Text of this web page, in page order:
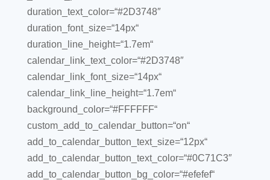
duration_text_color=“#2D3748″
duration_font_size=“14px“
duration_line_height=“1.7em“
calendar_link_text_color=“#2D3748″
calendar_link_font_size=“14px“
calendar_link_line_height=“1.7em“
background_color=“#FFFFFF“
custom_add_to_calendar_button=“on“
add_to_calendar_button_text_size=“12px“
add_to_calendar_button_text_color=“#0C71C3″
add_to_calendar_button_bg_color=“#efefef“